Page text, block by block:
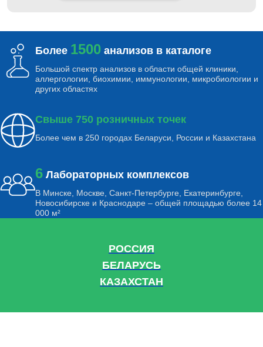
Более 1500 анализов в каталоге
Большой спектр анализов в области общей клиники,
аллергологии, биохимии, иммунологии, микробиологии и
других областях
Свыше 750 розничных точек
Более чем в 250 городах Беларуси, России и Казахстана
6 Лабораторных комплексов
В Минске, Москве, Санкт-Петербурге, Екатеринбурге,
Новосибирске и Краснодаре – общей площадью более 14
000 м²
РОССИЯ
БЕЛАРУСЬ
КАЗАХСТАН